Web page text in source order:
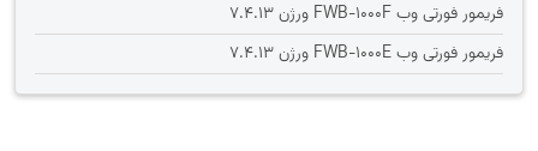
فریمور فورتی وب FWB-1000F ورژن 7.4.13
فریمور فورتی وب FWB-1000E ورژن 7.4.13